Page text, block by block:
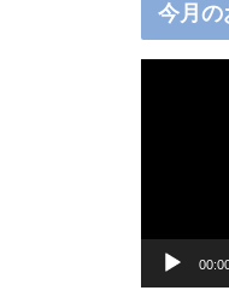
今月の
ー